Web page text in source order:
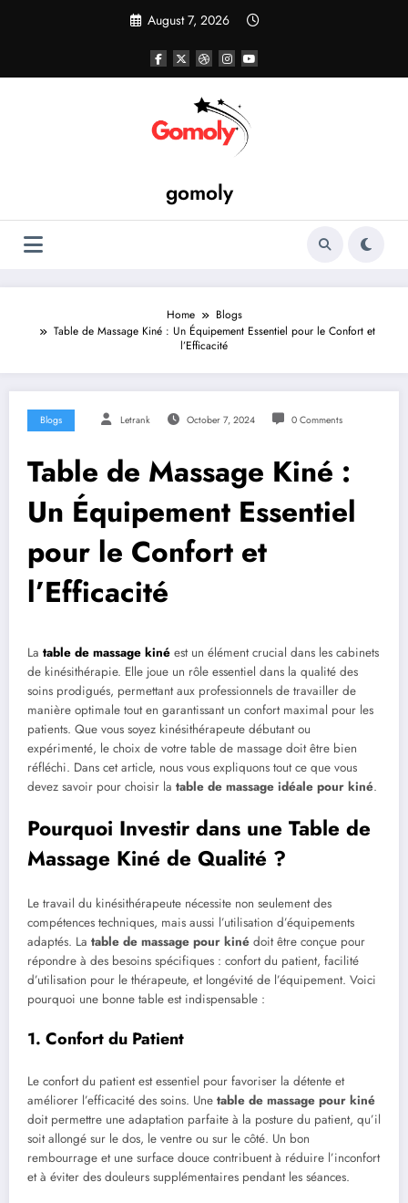
August 7, 2026
gomoly
Home
Blogs
Table de Massage Kiné : Un Équipement Essentiel pour le Confort et
l’Efficacité
Blogs Letrank October 7, 2024 0 Comments
Table de Massage Kiné :
Un Équipement Essentiel
pour le Confort et
l’Efficacité
La table de massage kiné est un élément crucial dans les cabinets
de kinésithérapie. Elle joue un rôle essentiel dans la qualité des
soins prodigués, permettant aux professionnels de travailler de
manière optimale tout en garantissant un confort maximal pour les
patients. Que vous soyez kinésithérapeute débutant ou
expérimenté, le choix de votre table de massage doit être bien
réfléchi. Dans cet article, nous vous expliquons tout ce que vous
devez savoir pour choisir la table de massage idéale pour kiné.
Pourquoi Investir dans une Table de
Massage Kiné de Qualité ?
Le travail du kinésithérapeute nécessite non seulement des
compétences techniques, mais aussi l’utilisation d’équipements
adaptés. La table de massage pour kiné doit être conçue pour
répondre à des besoins spécifiques : confort du patient, facilité
d’utilisation pour le thérapeute, et longévité de l’équipement. Voici
pourquoi une bonne table est indispensable :
1. Confort du Patient
Le confort du patient est essentiel pour favoriser la détente et
améliorer l’efficacité des soins. Une table de massage pour kiné
doit permettre une adaptation parfaite à la posture du patient, qu’il
soit allongé sur le dos, le ventre ou sur le côté. Un bon
rembourrage et une surface douce contribuent à réduire l’inconfort
et à éviter des douleurs supplémentaires pendant les séances.